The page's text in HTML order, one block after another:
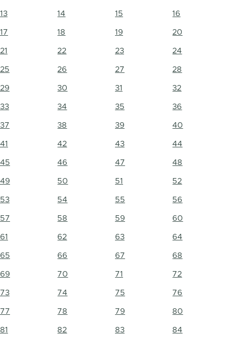
13 14 15 16
17 18 19 20
21 22 23 24
25 26 27 28
29 30 31 32
33 34 35 36
37 38 39 40
41 42 43 44
45 46 47 48
49 50 51 52
53 54 55 56
57 58 59 60
61 62 63 64
65 66 67 68
69 70 71 72
73 74 75 76
77 78 79 80
81 82 83 84